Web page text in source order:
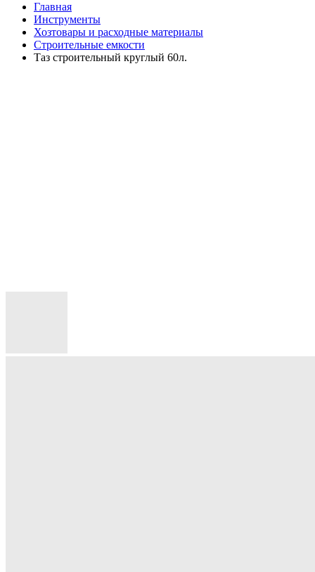
Главная
Инструменты
Хозтовары и расходные материалы
Строительные емкости
Таз строительный круглый 60л.